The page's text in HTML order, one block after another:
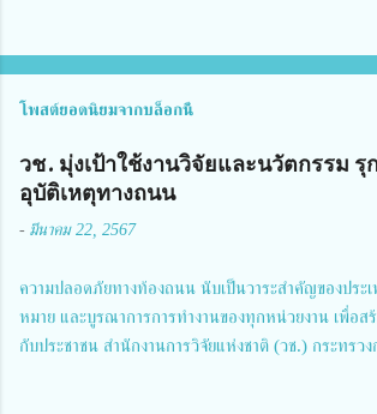
โพสต์ยอดนิยมจากบล็อกนี้
วช. มุ่งเป้าใช้งานวิจัยและนวัตกรรม
อุบัติเหตุทางถนน
- มีนาคม 22, 2567
ความปลอดภัยทางท้องถนน นับเป็นวาระสำคัญของประเ
หมาย และบูรณาการการทำงานของทุกหน่วยงาน เพื่อส
กับประชาชน สำนักงานการวิจัยแห่งชาติ (วช.) กระทรว
สมาคมวิศวกรรมชีวการแพทย์ไทย จัดการประชุมเผยแพ